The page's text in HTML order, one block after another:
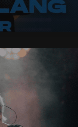
| Insel Mainau